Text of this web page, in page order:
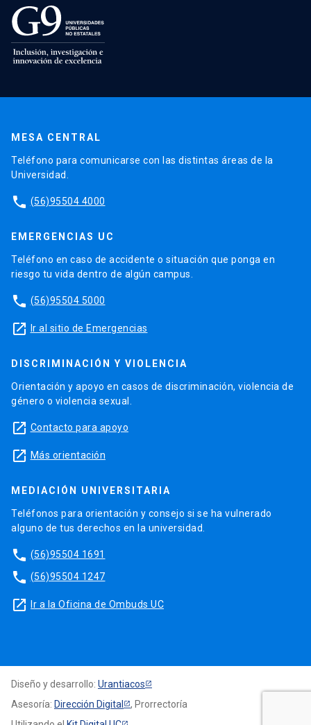
MESA CENTRAL
Teléfono para comunicarse con las distintas áreas de la
Universidad.
phone (56)95504 4000
EMERGENCIAS UC
Teléfono en caso de accidente o situación que ponga en
riesgo tu vida dentro de algún campus.
phone (56)95504 5000
launch Ir al sitio de Emergencias
DISCRIMINACIÓN Y VIOLENCIA
Orientación y apoyo en casos de discriminación, violencia de
género o violencia sexual.
launch Contacto para apoyo
launch Más orientación
MEDIACIÓN UNIVERSITARIA
Teléfonos para orientación y consejo si se ha vulnerado
alguno de tus derechos en la universidad.
phone (56)95504 1691
phone (56)95504 1247
launch Ir a la Oficina de Ombuds UC
Diseño y desarrollo: Urantiacos
Asesoría: Dirección Digital
, Prorrectoría